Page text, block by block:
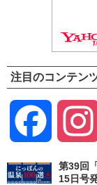
注目のコンテン
Facebook
第39回
15日号